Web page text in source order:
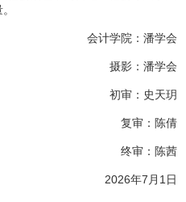
会计学院：潘学会
摄影：潘学会
初审：史天玥
复审：陈倩
终审：陈茜
2026年7月1日